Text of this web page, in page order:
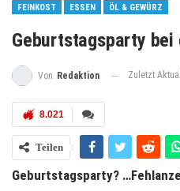
FEINKOST ESSEN ÖL & GEWÜRZ
Geburtstagsparty bei
Von Redaktion Zuletzt
8.021
Teilen
Geburtstagsparty?